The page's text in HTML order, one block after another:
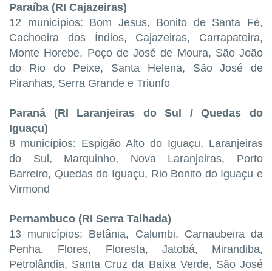
Paraíba (RI Cajazeiras)
12 municípios: Bom Jesus, Bonito de Santa Fé,
Cachoeira dos Índios, Cajazeiras, Carrapateira,
Monte Horebe, Poço de José de Moura, São João
do Rio do Peixe, Santa Helena, São José de
Piranhas, Serra Grande e Triunfo
Paraná (RI Laranjeiras do Sul / Quedas do
Iguaçu)
8 municípios: Espigão Alto do Iguaçu, Laranjeiras
do Sul, Marquinho, Nova Laranjeiras, Porto
Barreiro, Quedas do Iguaçu, Rio Bonito do Iguaçu e
Virmond
Pernambuco (RI Serra Talhada)
13 municípios: Betânia, Calumbi, Carnaubeira da
Penha, Flores, Floresta, Jatobá, Mirandiba,
Petrolândia, Santa Cruz da Baixa Verde, São José